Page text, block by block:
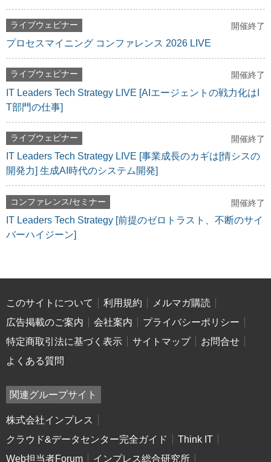
ライブウェビナー 開催終了
プロセスマイニング コンファレンス 2026 LIVE
ライブウェビナー 開催終了
IT Leaders Tech Strategy LIVE [AIエージェントの戦力化はI
T部門の仕事]
ライブウェビナー 開催終了
IT Leaders Tech Strategy LIVE [事業成長のカギは[情シスの
開発力] 生成AI時代のシステム開発]
コンファレンス/セミナー 開催終了
IT Leaders Tech Strategy [前提のゼロトラスト、不断のサイ
バーハイジーン]
このサイトについて 利用規約
メルマガ購読
広告掲載のご案内
会社案内
プライバシーポリシー
特定商取引法に基づく表示
サイトマップ
お問合せ
よくある質問
関連グループサイト
株式会社インプレス
クラウド&データセンター完全ガイド
Think IT
Web担当者Forum
インプレス総合研究所